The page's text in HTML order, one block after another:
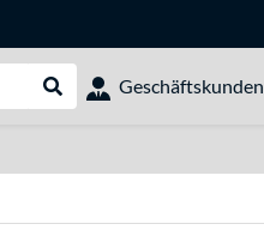
Suche durchführen
Geschäftskunden